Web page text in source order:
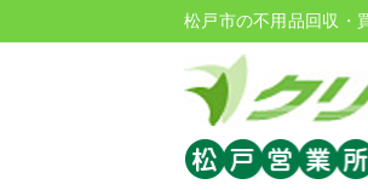
松戸市の不用品回収・